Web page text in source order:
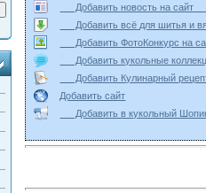
Добавить новость на
Добавить всё для шитья и
Добавить ФотоКонкурс на
Добавить кукольные
Добавить Кулинарный
Добавить сайт
Добавить в кукольный